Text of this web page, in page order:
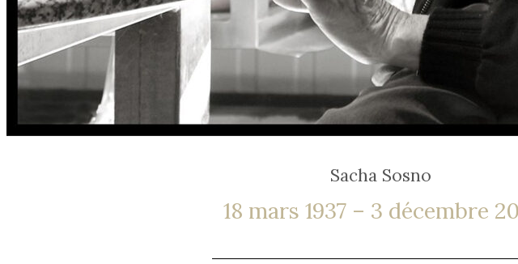
Sacha Sosno
18 mars 1937 – 3 décembre